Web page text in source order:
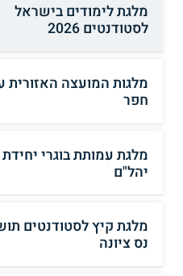
מלגת לימודים בישראל
לסטודנטים 2026
מלגות המועצה האזורית
חפר
מלגת עמותת בוגרי יחידת
יהל"ם
מלגת קיץ לסטודנטים
נס ציונה